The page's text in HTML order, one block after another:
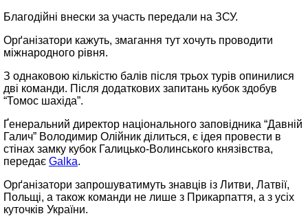
Благодійні внески за участь передали на ЗСУ.
Орґанізатори кажуть, змагання тут хочуть проводити
міжнародного рівня.
З однаковою кількістю балів після трьох турів опинилися
дві команди. Після додаткових запитань кубок здобув
“Томос шахіда”.
Ґенеральний директор національного заповідника “Давній
Галич” Володимир Олійник ділиться, є ідея провести в
стінах замку кубок Галицько-Волинського князівства,
передає Galka.
Орґанізатори запрошуватимуть знавців із Литви, Латвії,
Польщі, а також команди не лише з Прикарпаття, а з усіх
куточків України.